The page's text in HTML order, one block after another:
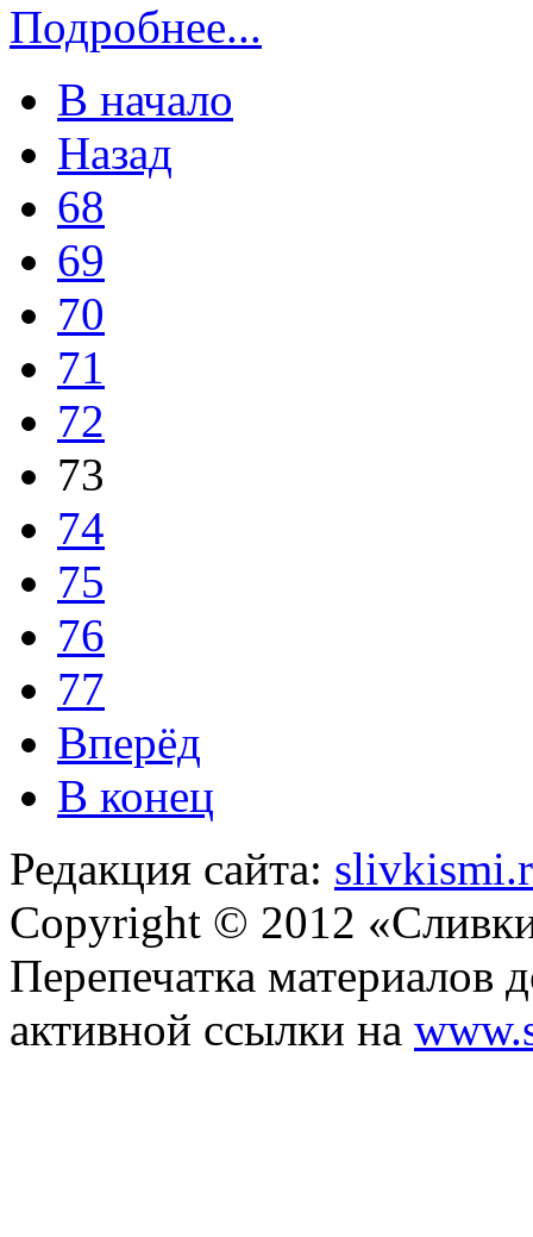
Подробнее...
В начало
Назад
68
69
70
71
72
73
74
75
76
77
Вперёд
В конец
Редакция сайта:
Copyright © 2012
Перепечатка материалов
активной ссылки на